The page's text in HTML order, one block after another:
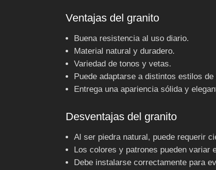
Ventajas del granito
Buena resistencia al uso diario.
Material natural y duradero.
Variedad de tonos y vetas.
Puede adaptarse a distintos estilos de
Entrega una apariencia sólida y
Desventajas del granito
Al ser piedra natural, puede requerir
Los colores y patrones pueden variar
Debe instalarse correctamente para